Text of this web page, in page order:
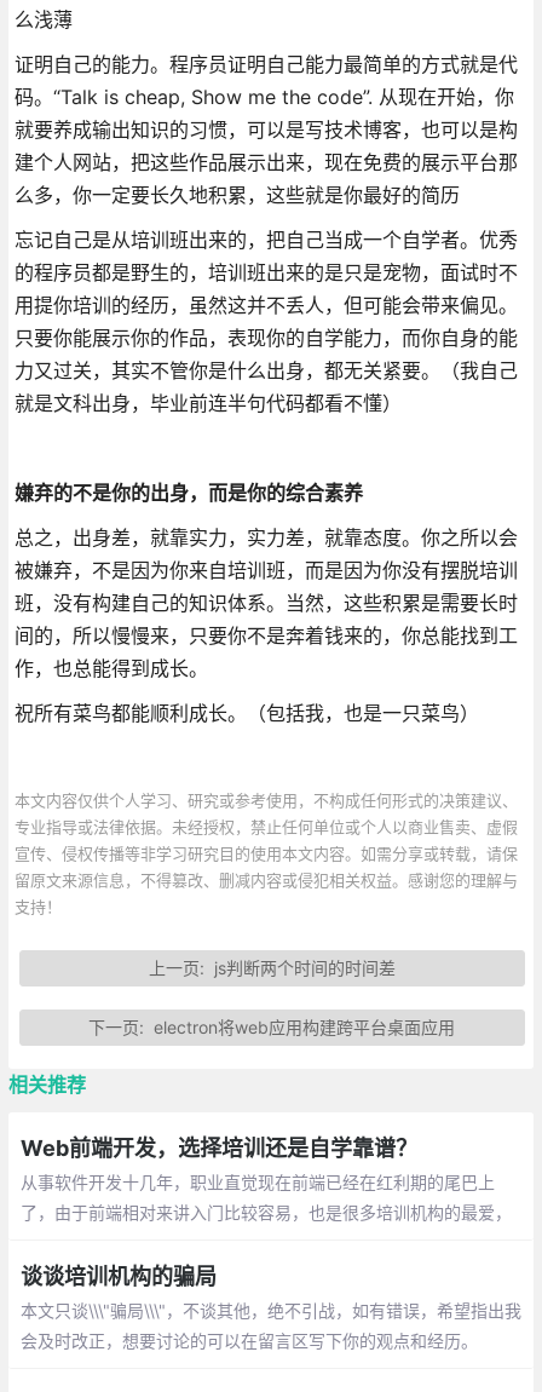
么浅薄
证明自己的能力。程序员证明自己能力最简单的方式就是代
码。“Talk is cheap, Show me the code”. 从现在开始，你
就要养成输出知识的习惯，可以是写技术博客，也可以是构
建个人网站，把这些作品展示出来，现在免费的展示平台那
么多，你一定要长久地积累，这些就是你最好的简历
忘记自己是从培训班出来的，把自己当成一个自学者。优秀
的程序员都是野生的，培训班出来的是只是宠物，面试时不
用提你培训的经历，虽然这并不丢人，但可能会带来偏见。
只要你能展示你的作品，表现你的自学能力，而你自身的能
力又过关，其实不管你是什么出身，都无关紧要。（我自己
就是文科出身，毕业前连半句代码都看不懂）
嫌弃的不是你的出身，而是你的综合素养
总之，出身差，就靠实力，实力差，就靠态度。你之所以会
被嫌弃，不是因为你来自培训班，而是因为你没有摆脱培训
班，没有构建自己的知识体系。当然，这些积累是需要长时
间的，所以慢慢来，只要你不是奔着钱来的，你总能找到工
作，也总能得到成长。
祝所有菜鸟都能顺利成长。（包括我，也是一只菜鸟）
本文内容仅供个人学习、研究或参考使用，不构成任何形式的决策建议、
专业指导或法律依据。未经授权，禁止任何单位或个人以商业售卖、虚假
宣传、侵权传播等非学习研究目的使用本文内容。如需分享或转载，请保
留原文来源信息，不得篡改、删减内容或侵犯相关权益。感谢您的理解与
支持！
上一页: js判断两个时间的时间差
下一页:electron将web应用构建跨平台桌面应用
相关推荐
Web前端开发，选择培训还是自学靠谱？
从事软件开发十几年，职业直觉现在前端已经在红利期的尾巴上
了，由于前端相对来讲入门比较容易，也是很多培训机构的最爱，
谈谈培训机构的骗局
本文只谈\\\"骗局\\\"，不谈其他，绝不引战，如有错误，希望指出我
会及时改正，想要讨论的可以在留言区写下你的观点和经历。